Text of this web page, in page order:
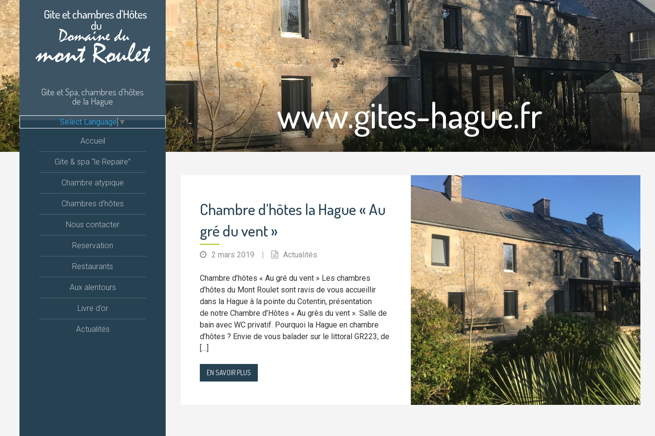
Passer
au
contenu
Gite et Spa, chambres d'hôtes
de la Hague
Select Language ▼
Accueil
Gite & spa “le Repaire”
Chambre atypique
Chambres d’hôtes
Nous contacter
Reservation
Restaurants
Aux alentours
Livre d’or
Actualités
www.gites-hague.fr
Chambre d’hôtes la Hague « Au
gré du vent »
2 mars 2019 | Actualités
Chambre d’hôtes « Au gré du vent » Les chambres
d’hôtes du Mont Roulet sont ravis de vous accueillir
dans la Hague à la pointe du Cotentin, présentation
de notre Chambre d’Hôtes « Au grès du vent ». Salle de
bain avec WC privatif. Pourquoi la Hague en chambre
d’hôtes ? Envie de vous balader sur le littoral GR223, de
[…]
EN SAVOIR PLUS